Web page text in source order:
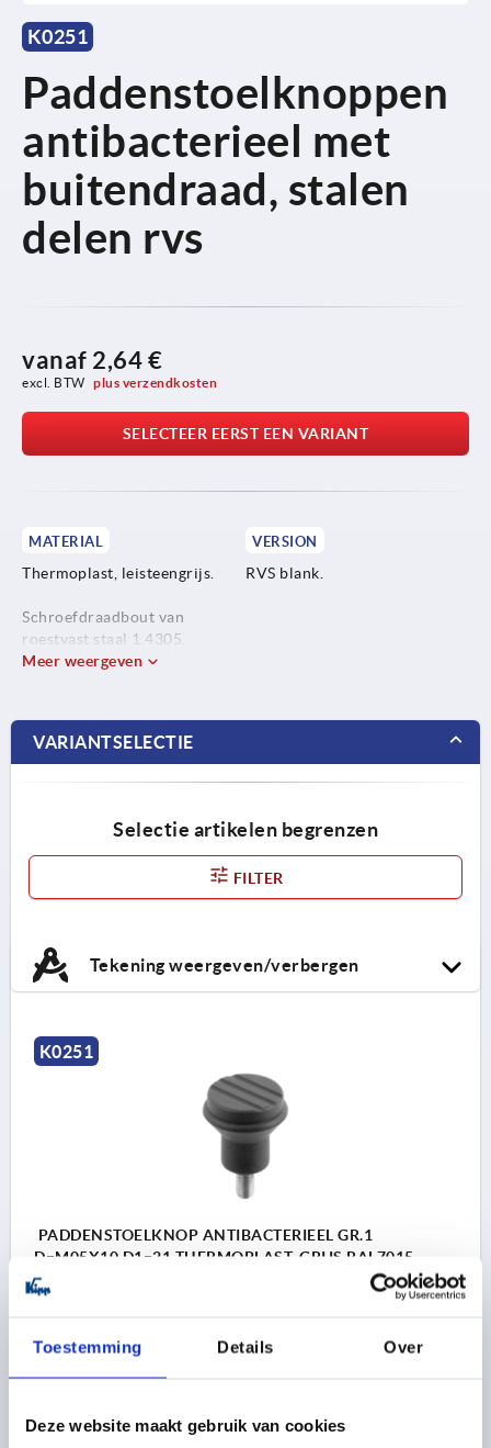
Toestemming Details Over
Deze website maakt gebruik van cookies
K0251
Paddenstoelknoppen
antibacterieel met
buitendraad, stalen
delen rvs
vanaf 2,64 €
excl. BTW plus verzendkosten
SELECTEER EERST EEN VARIANT
MATERIAL
Thermoplast, leisteengrijs.
Schroefdraadbout van
roestvast staal 1.4305.
VERSION
RVS blank.
Meer weergeven
VARIANTSELECTIE
Selectie artikelen begrenzen
FILTER
Tekening weergeven/verbergen
K0251
PADDENSTOELKNOP ANTIBACTERIEEL GR.1
D=M05X10 D1=21 THERMOPLAST, GRIJS RAL7015,
BEST:RVS
SCHROEFDRAADLENGTE=10
D2=12
D3=19 HOOGTE=21 H1=10